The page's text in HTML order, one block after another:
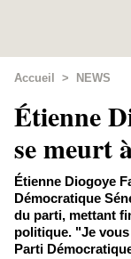
Accueil > NEWS
Étienne
se meurt
Étienne Diogoye
Démocratique
du parti, mettant
politique. "Je
Parti